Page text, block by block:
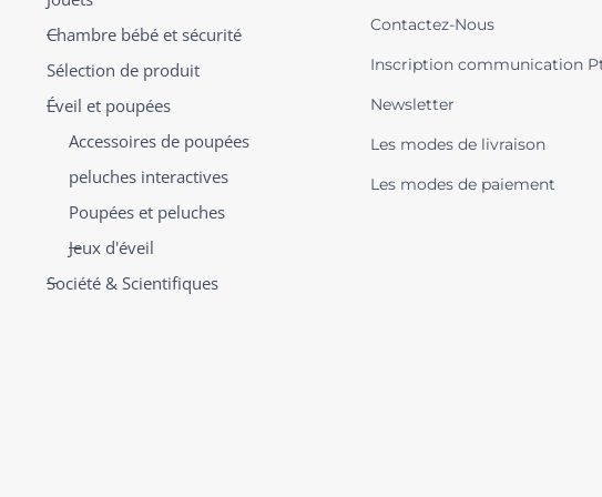
Chambre bébé et sécurité
Sélection de produit
Éveil et poupées
Accessoires de poupées
peluches interactives
Poupées et peluches
Jeux d'éveil
Société & Scientifiques
Contactez-Nous
Inscription communication
Newsletter
Les modes de livraison
Les modes de paiement